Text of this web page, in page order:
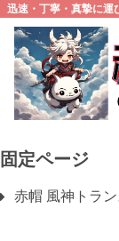
迅速・丁寧・真摯に運
固定ページ
赤帽 風神トラ